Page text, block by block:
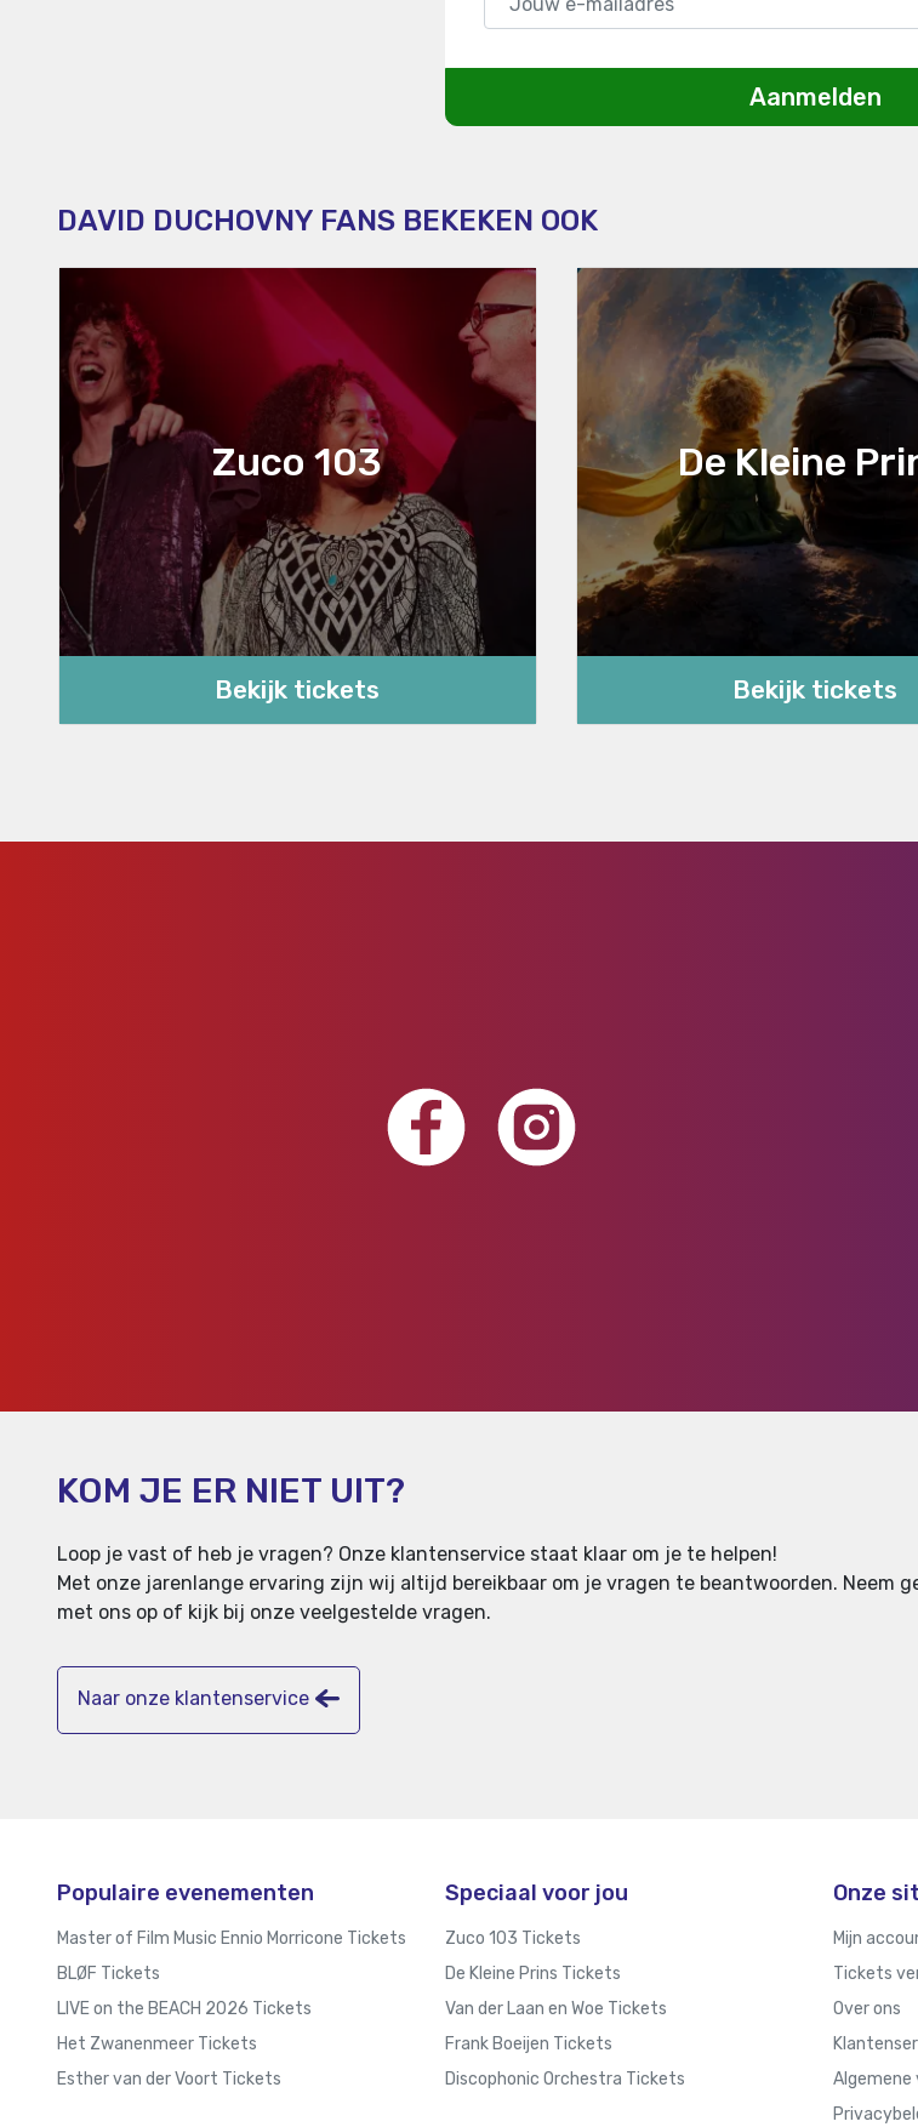
Aanmelden
DAVID DUCHOVNY FANS BEKEKEN OOK
Zuco 103
Bekijk tickets
De Kleine
Bekijk tickets
KOM JE ER NIET UIT?
Loop je vast of heb je vragen? Onze klantenservice staat klaar om je te helpen!
Met onze jarenlange ervaring zijn wij altijd bereikbaar om je vragen te beantwoorden. Neem
met ons op of kijk bij onze veelgestelde vragen.
Naar onze klantenservice
Populaire evenementen
Master of Film Music Ennio Morricone Tickets
BLØF Tickets
LIVE on the BEACH 2026 Tickets
Het Zwanenmeer Tickets
Esther van der Voort Tickets
Speciaal voor jou
Zuco 103 Tickets
De Kleine Prins Tickets
Van der Laan en Woe Tickets
Frank Boeijen Tickets
Discophonic Orchestra Tickets
Onze
Mijn
Tickets
Over ons
Algemene